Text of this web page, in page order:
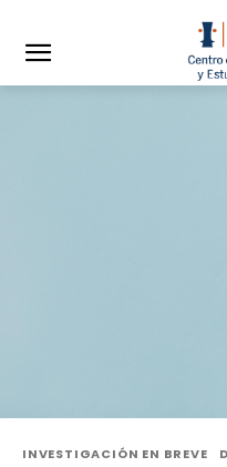
INVESTIGACIÓN EN BREVE